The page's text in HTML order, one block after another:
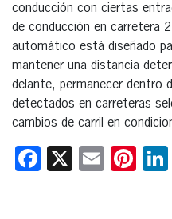
conducción con ciertas
de conducción en carretera
automático está diseñado
mantener una distancia
delante, permanecer dentro
detectados en carreteras
cambios de carril en
Facebook
X Email